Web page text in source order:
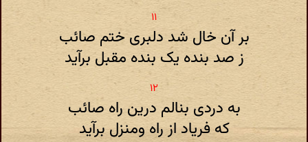
بر آن خال شد دلبری ختم صائب
ز صد بنده یک بنده مقبل برآید
به دردی بنالم درین راه صائب
که فریاد از راه ومنزل برآید